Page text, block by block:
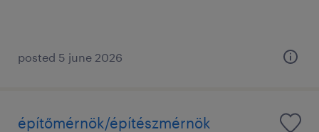
posted 5 june 2026
építőmérnök/építészmérnök